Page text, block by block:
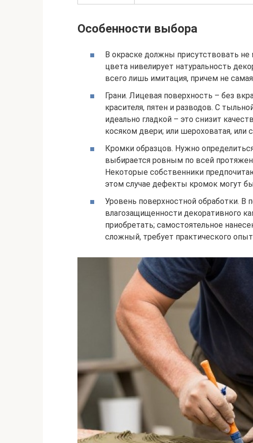
Особенности выбора
В окраске должны присутствовать
цвета нивелирует натуральность
всего лишь имитация, причем не самая
Грани. Лицевая поверхность – без
красителя, пятен и разводов. С
идеально гладкой – это снизит
косяком двери; или шероховатая, или
Кромки образцов. Нужно
выбирается ровным по всей
Некоторые собственники
этом случае дефекты кромок могут
Уровень поверхностной обработки. В
влагозащищенности декоративного
приобретать; самостоятельное
сложный, требует практического